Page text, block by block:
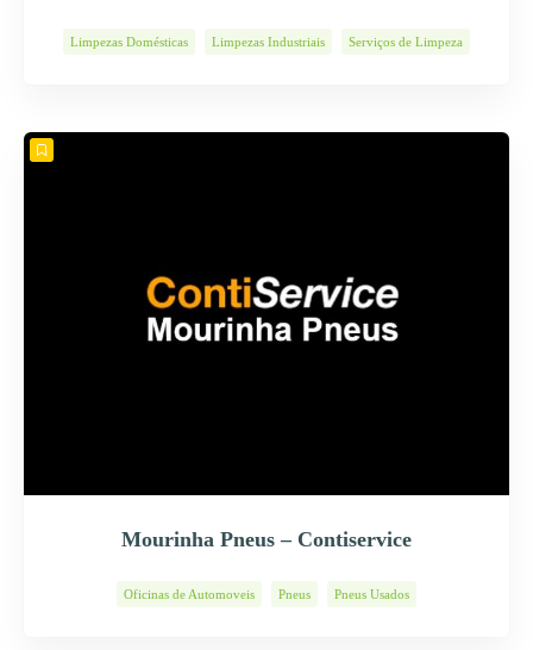
Limpezas Domésticas Limpezas Industriais Serviços de Limpeza
Mourinha Pneus – Contiservice
Oficinas de Automoveis Pneus Pneus Usados